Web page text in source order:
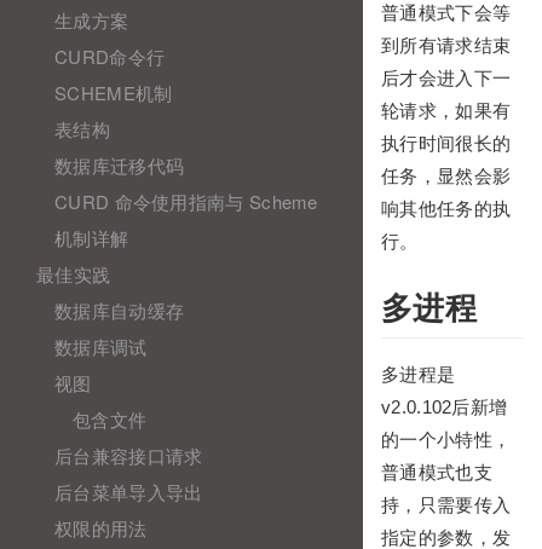
生成方案
CURD命令行
SCHEME机制
表结构
数据库迁移代码
CURD 命令使用指南与 Scheme
机制详解
最佳实践
数据库自动缓存
数据库调试
视图
包含文件
后台兼容接口请求
后台菜单导入导出
权限的用法
普通模式下会等
到所有请求结束
后才会进入下一
轮请求，如果有
执行时间很长的
任务，显然会影
响其他任务的执
行。
多进程
多进程是
v2.0.102后新增
的一个小特性，
普通模式也支
持，只需要传入
指定的参数，发